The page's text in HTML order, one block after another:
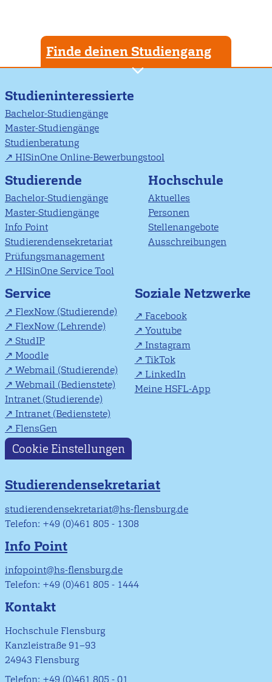
Finde deinen Studiengang
Studieninteressierte
Bachelor-Studiengänge
Master-Studiengänge
Studienberatung
HISinOne Online-Bewerbungstool
Studierende
Bachelor-Studiengänge
Master-Studiengänge
Info Point
Studierendensekretariat
Prüfungsmanagement
HISinOne Service Tool
Hochschule
Aktuelles
Personen
Stellenangebote
Ausschreibungen
Service
FlexNow (Studierende)
FlexNow (Lehrende)
StudIP
Moodle
Webmail (Studierende)
Webmail (Bedienstete)
Intranet (Studierende)
Intranet (Bedienstete)
FlensGen
Soziale Netzwerke
Facebook
Youtube
Instagram
TikTok
LinkedIn
Meine HSFL-App
Cookie Einstellungen
Studierendensekretariat
studierendensekretariat@hs-flensburg.de
Telefon: +49 (0)461 805 - 1308
Info Point
infopoint@hs-flensburg.de
Telefon: +49 (0)461 805 - 1444
Kontakt
Hochschule Flensburg
Kanzleistraße 91–93
24943 Flensburg
Telefon: +49 (0)461 805 - 01